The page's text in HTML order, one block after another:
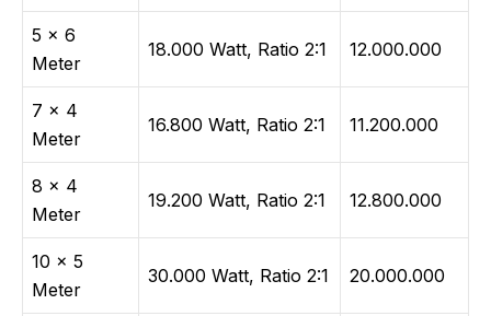
5 × 6
Meter
18.000 Watt, Ratio 2:1 12.000.000
7 × 4
Meter
16.800 Watt, Ratio 2:1 11.200.000
8 × 4
Meter
19.200 Watt, Ratio 2:1 12.800.000
10 × 5
Meter
30.000 Watt, Ratio 2:1 20.000.000